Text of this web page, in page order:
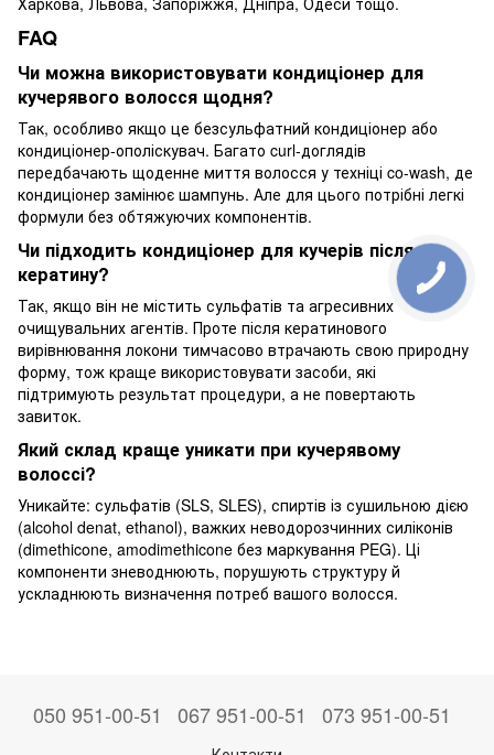
FAQ
Чи можна використовувати кондиціонер для
кучерявого волосся щодня?
Так, особливо якщо це безсульфатний кондиціонер або
кондиціонер-ополіскувач. Багато curl-доглядів
передбачають щоденне миття волосся у техніці co-wash, де
кондиціонер замінює шампунь. Але для цього потрібні легкі
формули без обтяжуючих компонентів.
Чи підходить кондиціонер для кучерів після
кератину?
Так, якщо він не містить сульфатів та агресивних
очищувальних агентів. Проте після кератинового
вирівнювання локони тимчасово втрачають свою природну
форму, тож краще використовувати засоби, які
підтримують результат процедури, а не повертають
завиток.
Який склад краще уникати при кучерявому
волоссі?
Уникайте: сульфатів (SLS, SLES), спиртів із сушильною дією
(alcohol denat, ethanol), важких неводорозчинних силіконів
(dimethicone, amodimethicone без маркування PEG). Ці
компоненти зневоднюють, порушують структуру й
ускладнюють визначення потреб вашого волосся.
050 951-00-51 067 951-00-51 073 951-00-51